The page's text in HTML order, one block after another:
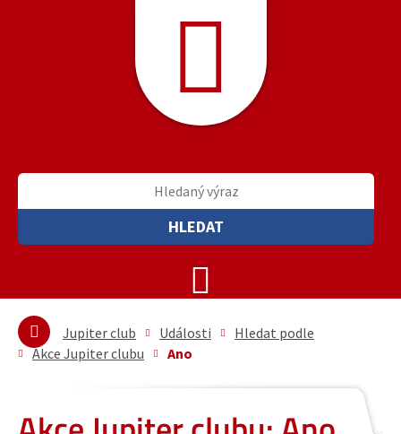
HLEDAT
Jupiter club Události
Hledat podle
Akce Jupiter clubu
Ano